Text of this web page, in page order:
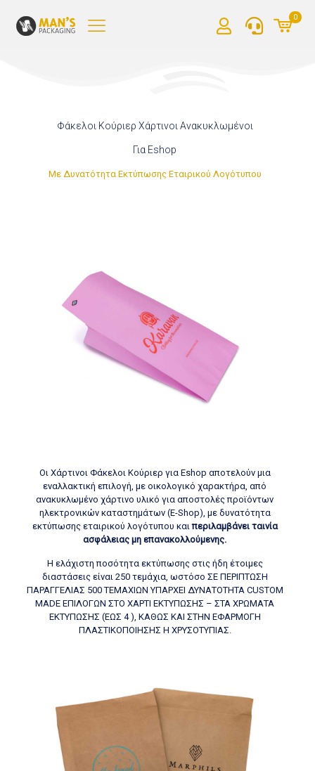
0
Φάκελοι Κούριερ Χάρτινοι Ανακυκλωμένοι
Για Eshop
Με Δυνατότητα Εκτύπωσης Εταιρικού Λογότυπου
Οι Χάρτινοι Φάκελοι Κούριερ για Eshop αποτελούν μια
εναλλακτική επιλογή, με οικολογικό χαρακτήρα, από
ανακυκλωμένο χάρτινο υλικό για αποστολές προϊόντων
ηλεκτρονικών καταστημάτων (E-Shop), με δυνατότητα
εκτύπωσης εταιρικού λογότυπου καιπεριλαμβάνει ταινία
ασφάλειας μη επανακολλούμενης.
Η ελάχιστη ποσότητα εκτύπωσης στις ήδη έτοιμες
διαστάσεις είναι 250 τεμάχια, ωστόσο ΣΕ ΠΕΡΙΠΤΩΣH
ΠΑΡΑΓΓΕΛΙΑΣ 500 ΤΕΜΑΧΙΩΝ ΥΠΑΡΧΕΙ ΔΥΝΑΤΟΤΗΤΑ CUSTOM
MADE ΕΠΙΛΟΓΩΝ ΣΤΟ ΧΑΡΤΙ ΕΚΤΥΠΩΣΗΣ – ΣΤΑ ΧΡΩΜΑΤΑ
ΕΚΤΥΠΩΣΗΣ (ΕΩΣ 4 ), ΚΑΘΩΣ ΚΑΙ ΣΤΗΝ ΕΦΑΡΜΟΓΗ
ΠΛΑΣΤΙΚΟΠΟΙΗΣΗΣ Η ΧΡΥΣΟΤΥΠΙΑΣ.